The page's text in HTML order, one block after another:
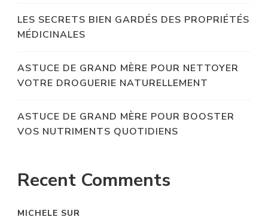
LES SECRETS BIEN GARDÉS DES PROPRIÉTÉS
MÉDICINALES
ASTUCE DE GRAND MÈRE POUR NETTOYER
VOTRE DROGUERIE NATURELLEMENT
ASTUCE DE GRAND MÈRE POUR BOOSTER
VOS NUTRIMENTS QUOTIDIENS
Recent Comments
MICHELE SUR